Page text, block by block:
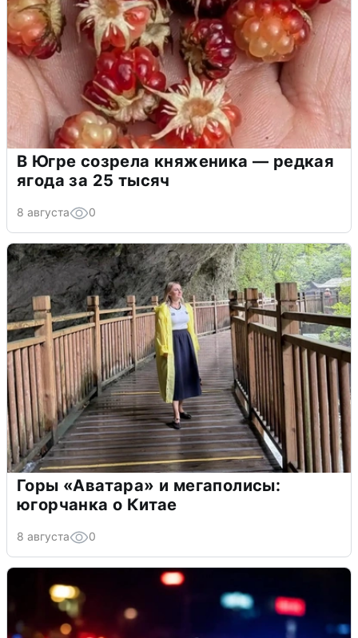
В Югре созрела княженика — редкая
ягода за 25 тысяч
8 августа 0
Горы «Аватара» и мегаполисы:
югорчанка о Китае
8 августа 0